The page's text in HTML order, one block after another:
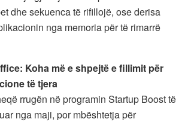
dhe sekuenca të rifillojë, ose derisa
nga memoria për të rimarrë
Koha më e shpejtë e fillimit për
të tjera
rrugën në programin Startup Boost të
nga maji, por mbështetja për